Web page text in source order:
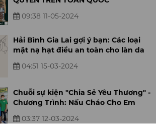
09:38 11-05-2024
Hải Bình Gia Lai gợi ý bạn: Các loại
mặt nạ hạt điều an toàn cho làn da
04:51 15-03-2024
Chuỗi sự kiện "Chia Sẻ Yêu Thương" -
Chương Trình: Nấu Cháo Cho Em
03:37 12-03-2024